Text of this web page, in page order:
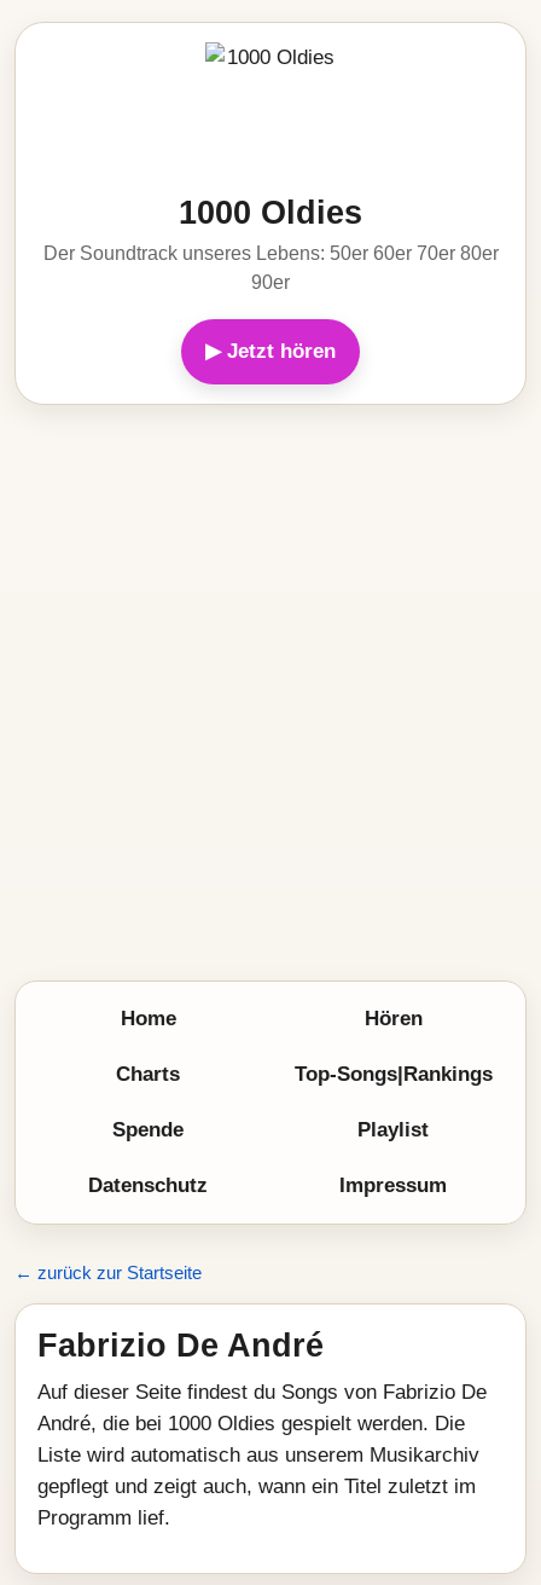
1000 Oldies
Der Soundtrack unseres Lebens: 50er 60er 70er 80er
90er
▶ Jetzt hören
Home Hören
Charts Top-Songs|Rankings
Spende Playlist
Datenschutz Impressum
← zurück zur Startseite
Fabrizio De André
Auf dieser Seite findest du Songs von Fabrizio De
André, die bei 1000 Oldies gespielt werden. Die
Liste wird automatisch aus unserem Musikarchiv
gepflegt und zeigt auch, wann ein Titel zuletzt im
Programm lief.